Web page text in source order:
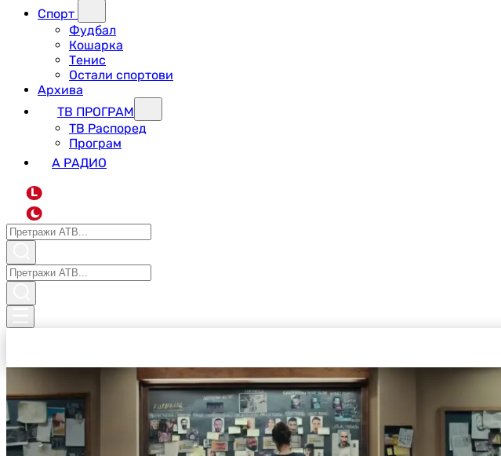
Спорт
Фудбал
Кошарка
Тенис
Остали спортови
Архива
ТВ ПРОГРАМ
ТВ Распоред
Програм
А РАДИО
L